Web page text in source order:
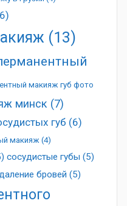
(13)
макияж губ фото
минск (7)
губ (6)
макияж (4)
сосудистые губы (5)
бровей (5)